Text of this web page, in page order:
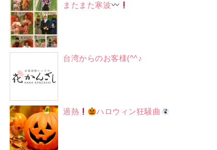
またまた寒波
台湾からのお客様(^^♪
過熱 ハロウィン狂騒曲